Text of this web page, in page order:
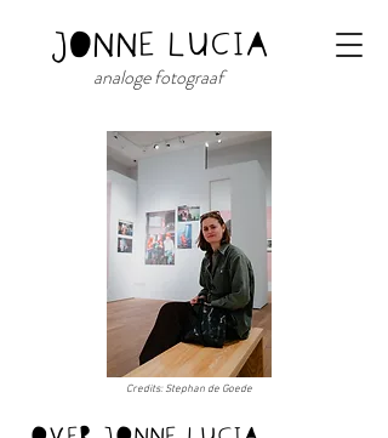
JONNE LUCIA
analoge fotograaf
Credits: Stephan de Goede